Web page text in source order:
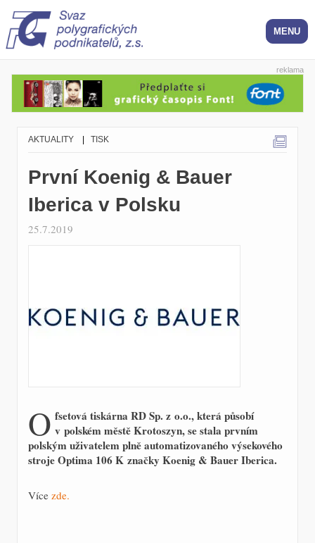
reklama
AKTUALITY TISK
První Koenig & Bauer
Iberica v Polsku
25.7.2019
O fsetová tiskárna RD Sp. z o.o., která působí
v polském městě Krotoszyn, se stala prvním
polským uživatelem plně automatizovaného výsekového
stroje Optima 106 K značky Koenig & Bauer Iberica.
Více zde.